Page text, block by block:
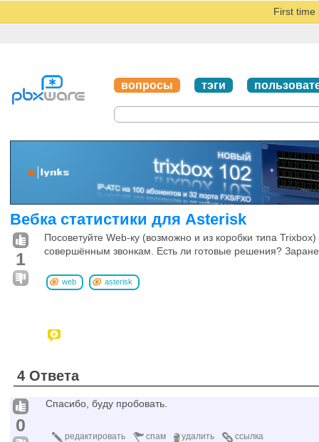
First time
вопросы тэги
Вебка статистики для Asterisk
1
Посоветуйте Web-ку (возможно и из коробки типа
совершённым звонкам. Есть ли готовые решения?
web asterisk
4 Ответа
0
Спасибо, буду пробовать.
ссылка
удалить
спам
редактировать